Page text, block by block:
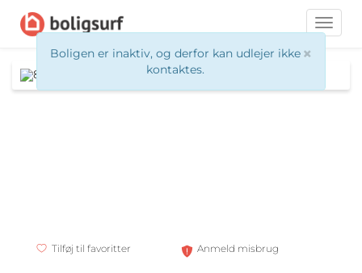
Toggle
×
Boligen er inaktiv, og derfor kan udlejer ikke
kontaktes.
Tilføj til favoritter Anmeld misbrug